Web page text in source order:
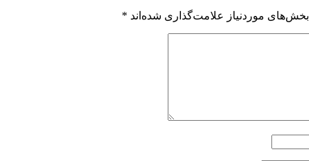
بخش‌های موردنیاز علامت‌گذاری شده‌اند *